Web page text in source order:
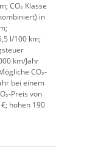
CO₂ Klasse
in
l/100 km;
km/Jahr
CO₂-
bei einem
Preis von
hohen 190